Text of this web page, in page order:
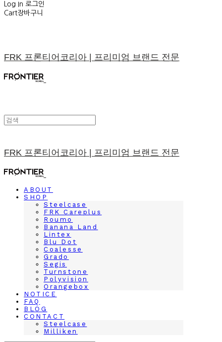
Log In 로그인
Cart장바구니
FRK 프론티어코리아 | 프리미엄 브랜드 전문
FRK 프론티어코리아 | 프리미엄 브랜드 전문
ABOUT
SHOP
Steelcase
FRK Careplus
Roumo
Banana Land
Lintex
Blu Dot
Coalesse
Grado
Segis
Turnstone
Polyvision
Orangebox
NOTICE
FAQ
BLOG
CONTACT
Steelcase
Milliken